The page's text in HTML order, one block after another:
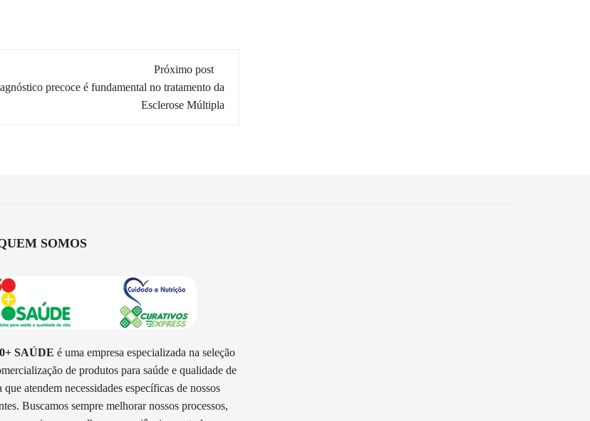
Próximo post
precoce é fundamental no tratamento da
Esclerose Múltipla
SOMOS
SAÚDE é uma empresa especializada na seleção
de produtos para saúde e qualidade de
que atendem necessidades específicas de nossos
Buscamos sempre melhorar nossos processos,